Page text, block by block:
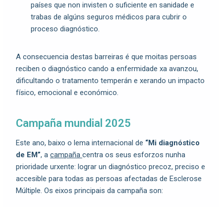
países que non invisten o suficiente en sanidade e
trabas de algúns seguros médicos para cubrir o
proceso diagnóstico.
A consecuencia destas barreiras é que moitas persoas
reciben o diagnóstico cando a enfermidade xa avanzou,
dificultando o tratamento temperán e xerando un impacto
físico, emocional e económico.
Campaña mundial 2025
Este ano, baixo o lema internacional de “Mi diagnóstico
de EM”, a campaña centra os seus esforzos nunha
prioridade urxente: lograr un diagnóstico precoz, preciso e
accesible para todas as persoas afectadas de Esclerose
Múltiple. Os eixos principais da campaña son: